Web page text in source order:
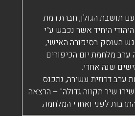
תושבת הגולן, חברת רמת
היחיד אשר נכבש ע"י
העוסק בסיפורה האישי,
ערב מלחמת יום הכיפורים
שנה אחרי.
ערב דרוזית עשירה, נתכנס
שיר תקווה גדולה" – הרצאה
לפני ואחרי המלחמה.